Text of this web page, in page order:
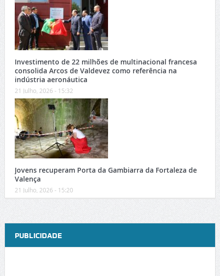
Investimento de 22 milhões de multinacional francesa
consolida Arcos de Valdevez como referência na
indústria aeronáutica
21 Julho, 2026 - 15:32
Jovens recuperam Porta da Gambiarra da Fortaleza de
Valença
21 Julho, 2026 - 15:20
PUBLICIDADE